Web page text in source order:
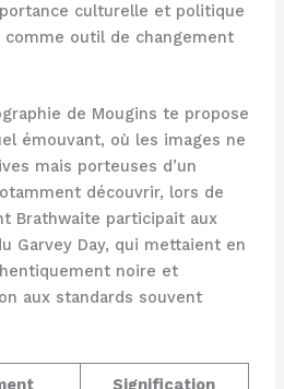
culturelle et politique
comme outil de changement
de Mougins te propose
émouvant, où les images ne
mais porteuses d’un
découvrir, lors de
Brathwaite participait aux
Garvey Day, qui mettaient en
noire et
aux standards souvent
Signification